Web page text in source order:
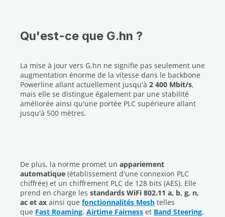
Qu'est-ce que G.hn ?
La mise à jour vers G.hn ne signifie pas seulement une
augmentation énorme de la vitesse dans le backbone
Powerline allant actuellement jusqu'à 2 400 Mbit/s,
mais elle se distingue également par une stabilité
améliorée ainsi qu'une portée PLC supérieure allant
jusqu'à 500 mètres.
De plus, la norme promet un appariement
automatique (établissement d'une connexion PLC
chiffrée) et un chiffrement PLC de 128 bits (AES). Elle
prend en charge les standards WiFi 802.11 a, b, g, n,
ac et ax ainsi que fonctionnalités Mesh telles
que Fast Roaming, Airtime Fairness et Band Steering.